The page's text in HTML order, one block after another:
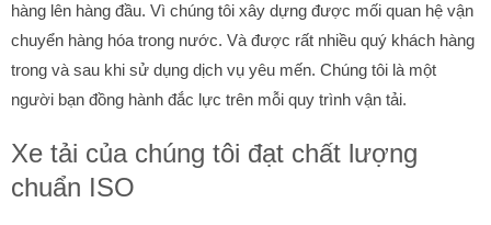
hàng lên hàng đầu. Vì chúng tôi xây dựng được mối quan hệ vận
chuyển hàng hóa trong nước. Và được rất nhiều quý khách hàng
trong và sau khi sử dụng dịch vụ yêu mến. Chúng tôi là một
người bạn đồng hành đắc lực trên mỗi quy trình vận tải.
Xe tải của chúng tôi đạt chất lượng
chuẩn ISO